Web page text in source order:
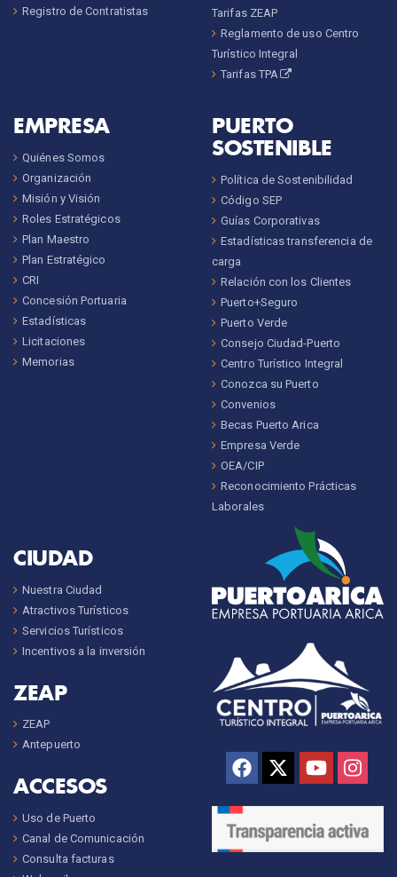
Registro de Contratistas
Tarifas ZEAP
Reglamento de uso Centro
Turístico Integral
Tarifas TPA
EMPRESA
Quiénes Somos
Organización
Misión y Visión
Roles Estratégicos
Plan Maestro
Plan Estratégico
CRI
Concesión Portuaria
Estadísticas
Licitaciones
Memorias
PUERTO
SOSTENIBLE
Política de Sostenibilidad
Código SEP
Guías Corporativas
Estadísticas transferencia de
carga
Relación con los Clientes
Puerto+Seguro
Puerto Verde
Consejo Ciudad-Puerto
Centro Turístico Integral
Conozca su Puerto
Convenios
Becas Puerto Arica
Empresa Verde
OEA/CIP
Reconocimiento Prácticas
Laborales
CIUDAD
Nuestra Ciudad
Atractivos Turísticos
Servicios Turísticos
Incentivos a la inversión
ZEAP
ZEAP
Antepuerto
ACCESOS
Uso de Puerto
Canal de Comunicación
Consulta facturas